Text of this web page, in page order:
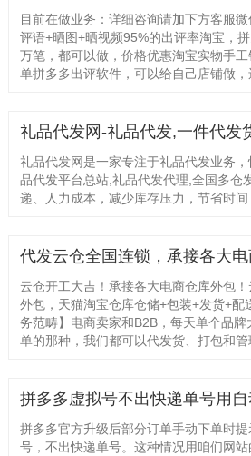
目前在做业务：详细咨询请加下方客服
评语+晒图+晒视频95%的出评率淘宝，
万笔，都可以做，价格优惠淘宝实物手
单拼多多出评软件，可以给自己店铺做，
礼品代发网是一家专注于礼品代发业务
品代发平台总站,礼品代发代理,全国多仓
递、人力成本，减少库存压力，节省时
云仓开工大吉！承接各大电商仓库外包
外包，天猫淘宝仓库仓储+包装+发货+配
务范畴】电商卖家和B2B，每天单个品
单的那种，我们都可以代发货、打包和管
拼多多官方升级后部分订单手动下单时
号，不出快递单号。这种情况用咱们网站